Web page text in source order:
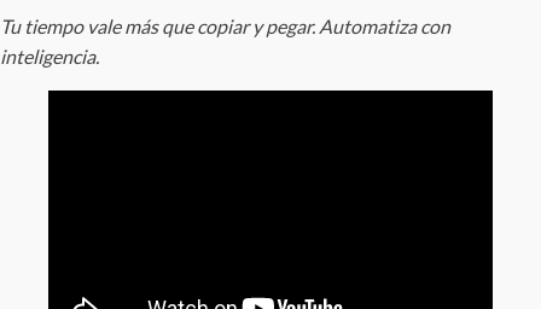
Tu tiempo vale más que copiar y pegar. Automatiza con
inteligencia.